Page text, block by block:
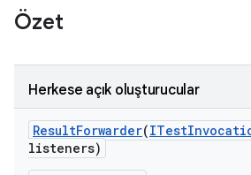
Özet
Herkese açık oluşturucular
ResultForwarder(ITest
listeners)